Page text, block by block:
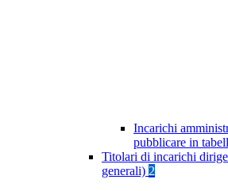
Incarichi
pubblicare in
Titolari di incarichi
generali) 2